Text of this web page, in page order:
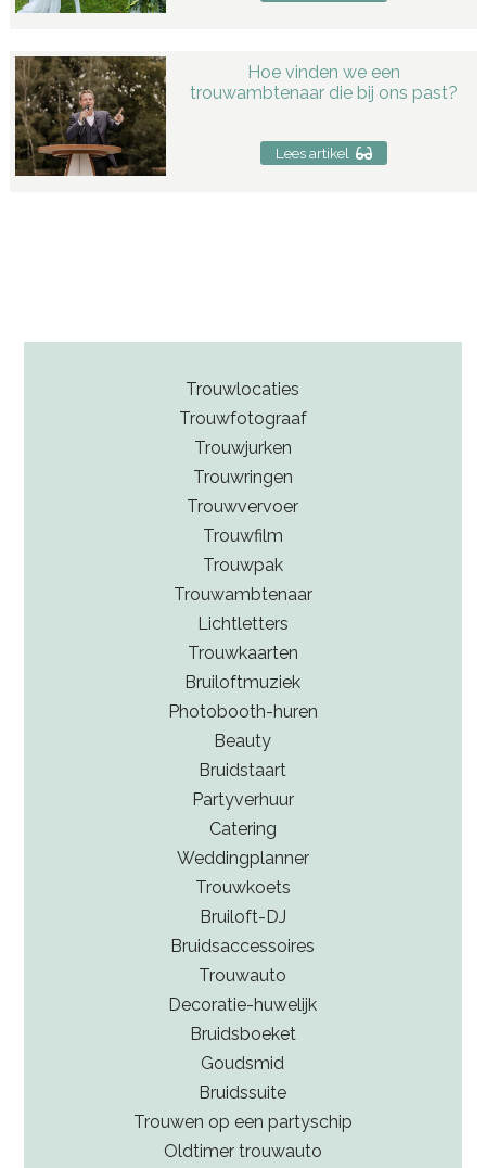
Hoe vinden we een
trouwambtenaar die bij ons past?
Lees artikel
Trouwlocaties
Trouwfotograaf
Trouwjurken
Trouwringen
Trouwvervoer
Trouwfilm
Trouwpak
Trouwambtenaar
Lichtletters
Trouwkaarten
Bruiloftmuziek
Photobooth-huren
Beauty
Bruidstaart
Partyverhuur
Catering
Weddingplanner
Trouwkoets
Bruiloft-DJ
Bruidsaccessoires
Trouwauto
Decoratie-huwelijk
Bruidsboeket
Goudsmid
Bruidssuite
Trouwen op een partyschip
Oldtimer trouwauto